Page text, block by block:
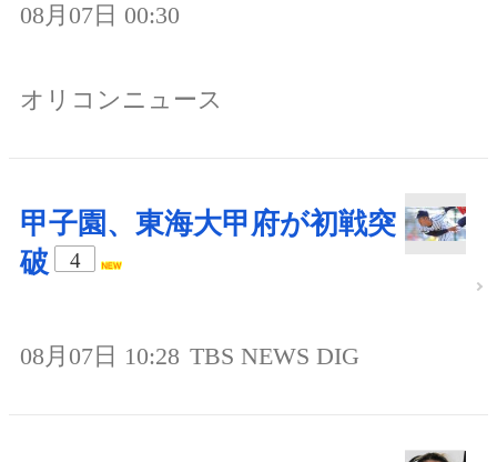
08月07日 00:30
オリコンニュース
甲子園、東海大甲府が初戦突
破
4
08月07日 10:28 TBS NEWS DIG